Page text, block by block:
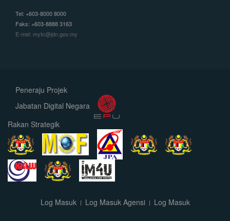
Tel: +603-8000 8000
Faks: +603-8888 3163
E-mel: mytc@jdn.gov.my
Peneraju Projek
Jabatan Digital Negara
Rakan Strategik
Log Masuk Log Masuk Agensi Log Masuk